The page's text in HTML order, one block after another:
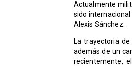
Actualmente
sido
Alexis Sánchez.
La trayectoria
además de un
recientemente,